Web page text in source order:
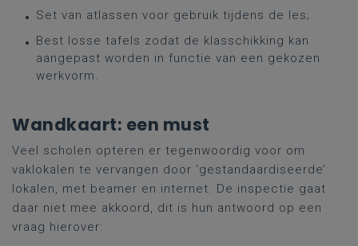
Set van atlassen voor gebruik tijdens de les;
Best losse tafels zodat de klasschikking kan
aangepast worden in functie van een gekozen
werkvorm.
Wandkaart: een must
Veel scholen opteren er tegenwoordig voor om
vaklokalen te vervangen door ‘gestandaardiseerde’
lokalen, met beamer en internet. De inspectie gaat
daar niet mee akkoord, dit is hun antwoord op een
vraag hierover: